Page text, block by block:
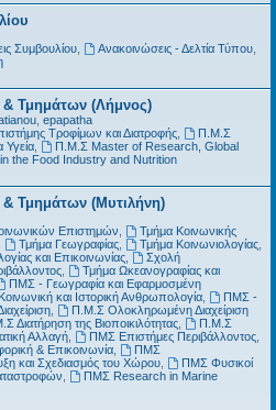
σ
Συμβουλίου, Ανακοινώσεις - Δελτία Τύπου,
Τμημάτων (Λήμνος)
epapatha
Τροφίμων και Διατροφής,
Π.Μ.Σ
Υγεία
Π.Μ.Σ Master of Research, Global
the Food Industry and Nutrition
Τμημάτων (Μυτιλήνη)
Επιστημών
Τμήμα Κοινωνικής
Τμήμα Γεωγραφίας, Τμήμα Κοινωνιολογίας,
και Επικοινωνίας,
Σχολή
,
Τμήμα Ωκεανογραφίας και
ΠΜΣ - Γεωγραφία και Εφαρμοσμένη
και Ιστορική Ανθρωπολογία,
ΠΜΣ -
Π.Μ.Σ Ολοκληρωμένη Διαχείριση
Διατήρηση της Βιοποικιλότητας,
Π.Μ.Σ
Αλλαγή
ΠΜΣ Επιστήμες Περιβάλλοντος,
& Επικοινωνία,
ΠΜΣ
και Σχεδιασμός του Χώρου
ΠΜΣ Φυσικοί
ΠΜΣ Research in Marine